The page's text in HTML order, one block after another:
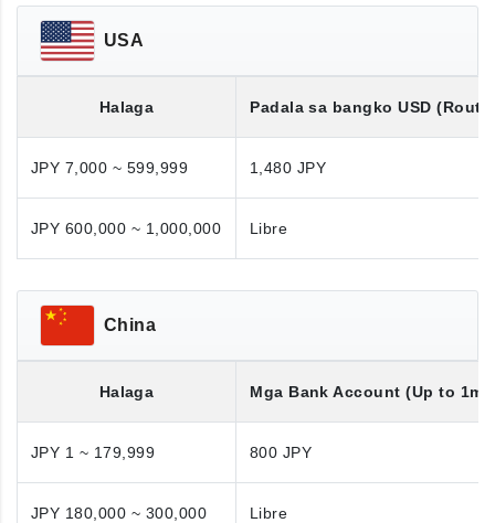
USA
Halaga Padala sa bangkoUSD
JPY 7,000 ~ 599,999 1,480 JPY
JPY 600,000 ~ 1,000,000 Libre
China
Halaga Mga Bank Account (Up to
JPY 1 ~ 179,999 800 JPY
JPY 180,000 ~ 300,000 Libre